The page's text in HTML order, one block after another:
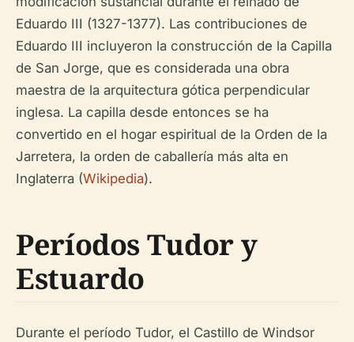
Eduardo III (1327-1377). Las contribuciones de
Eduardo III incluyeron la construcción de la Capilla
de San Jorge, que es considerada una obra
maestra de la arquitectura gótica perpendicular
inglesa. La capilla desde entonces se ha
convertido en el hogar espiritual de la Orden de la
Jarretera, la orden de caballería más alta en
Inglaterra (Wikipedia).
Períodos Tudor y
Estuardo
Durante el período Tudor, el Castillo de Windsor